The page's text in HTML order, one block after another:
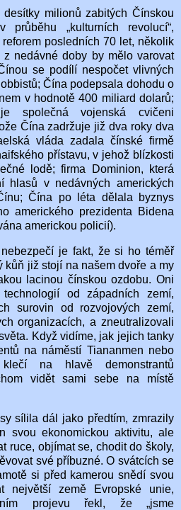
desítky milionů zabitých Čínskou
průběhu „kulturních revolucí“,
reforem posledních 70 let, několik
z nedávné doby by mělo varovat
se podílí nespočet vlivných
Čína podepsala dohodu o
v hodnotě 400 miliard dolarů;
společná vojenská cvičeni
Čína zadržuje již dva roky dva
vláda zadala čínské firmě
přístavu, v jehož blízkosti
lodě; firma Dominion, která
hlasů v nedávných amerických
Čína po léta dělala byznys
amerického prezidenta Bidena
americkou policií).
je fakt, že si ho téměř
kůň již stojí na našem dvoře a my
lacinou čínskou ozdobu. Oni
od západních zemí,
surovin od rozvojových zemí,
organizacích, a zneutralizovali
Když vidíme, jak jejich tanky
na náměstí Tiananmen nebo
na hlavě demonstrantů
vidět sami sebe na místě
sílila dál jako předtím, zmrazily
svou ekonomickou aktivitu, ale
ruce, objímat se, chodit do školy,
své příbuzné. O svátcích se
si před kamerou snědí svou
největší země Evropské unie,
projevu řekl, že „jsme